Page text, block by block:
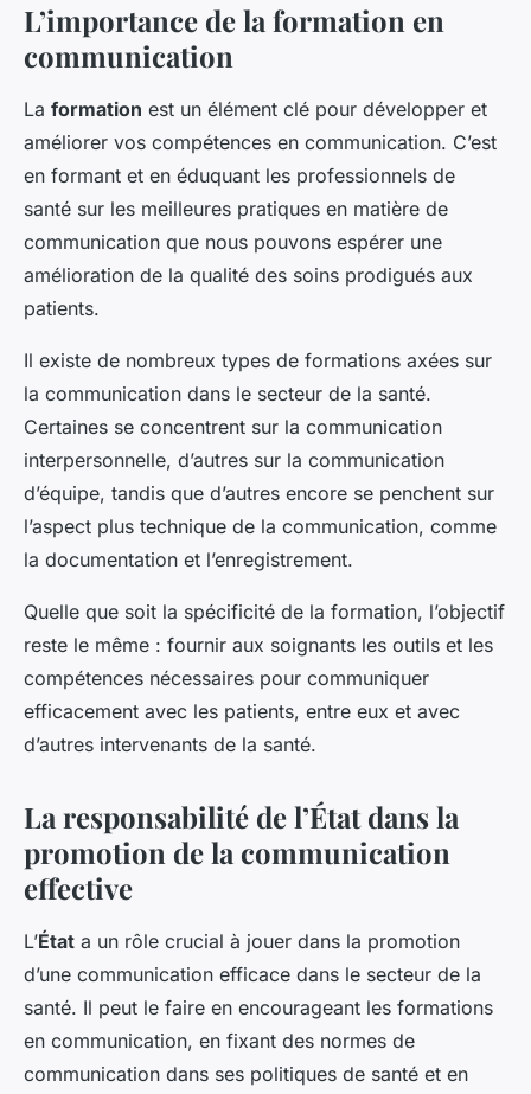
L’importance de la formation en
communication
La formation est un élément clé pour développer et
améliorer vos compétences en communication. C’est
en formant et en éduquant les professionnels de
santé sur les meilleures pratiques en matière de
communication que nous pouvons espérer une
amélioration de la qualité des soins prodigués aux
patients.
Il existe de nombreux types de formations axées sur
la communication dans le secteur de la santé.
Certaines se concentrent sur la communication
interpersonnelle, d’autres sur la communication
d’équipe, tandis que d’autres encore se penchent sur
l’aspect plus technique de la communication, comme
la documentation et l’enregistrement.
Quelle que soit la spécificité de la formation, l’objectif
reste le même : fournir aux soignants les outils et les
compétences nécessaires pour communiquer
efficacement avec les patients, entre eux et avec
d’autres intervenants de la santé.
La responsabilité de l’État dans la
promotion de la communication
effective
L’État a un rôle crucial à jouer dans la promotion
d’une communication efficace dans le secteur de la
santé. Il peut le faire en encourageant les formations
en communication, en fixant des normes de
communication dans ses politiques de santé et en